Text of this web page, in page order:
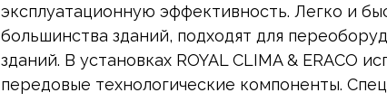
эксплуатационную эффективность. Легко и
большинства зданий, подходят для
зданий. В установках ROYAL CLIMA & ERACO
передовые технологические компоненты.